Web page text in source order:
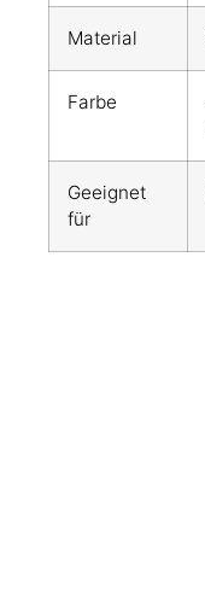
Material
Farbe
Geeignet
für